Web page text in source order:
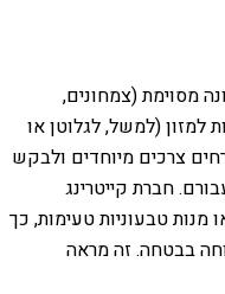
מסוימת (צמחונים,
למזון (למשל, לגלוטן או
צרכים מיוחדים ולבקש
חברת קייטרינג
מנות טבעוניות טעימות, כך
בבטחה. זה מראה